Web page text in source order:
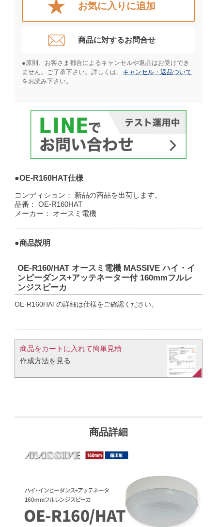
お気に入りに追加
商品に対するお問合せ​
●原則、お客さま都合によるキャンセルや返品はお受けでき
ません。ご了承下さい。詳しくは、 キャンセル・返品ついて
をお読み下さい。​
●OE-R160HAT仕様
コンディション：
新品の商品を出荷します。
品番：
OE-R160HAT
メーカー：
オースミ電機
●商品説明
OE-R160/HAT オースミ電機 MASSIVE ハイ・イ
ンピーダンス+アッテネーター付 160mmフルレ
ンジスピーカ
OE-R160HATの詳細は仕様をご確認ください。
商品をカートに入れて簡単見積​
作成方法を見る​​
商品詳細